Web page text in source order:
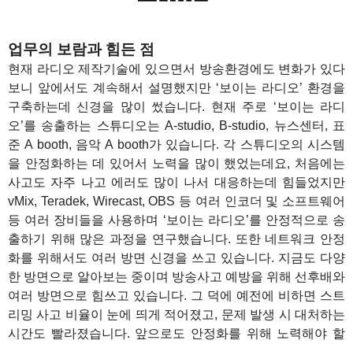
업무의 보람과 힘든 점
현재 라디오 제작기술에 있으면서 방송환경에도 변화가 있다
보니 앞에서도 계속해서 설명했지만 ‘보이는 라디오’ 환경을
구축하는데 신경을 많이 썼습니다. 현재 주로 ‘보이는 라디
오’를 송출하는 스튜디오는 A-studio, B-studio, 뉴스센터, 표
준 A booth, 음악 A booth가 있습니다. 각 스튜디오의 시스템
을 안정화하는 데 있어서 노력을 많이 했었는데요, 처음에는
사고도 자주 나고 에러도 많이 나서 대응하는데 힘들었지만
vMix, Teradek, Wirecast, OBS 등 여러 인코더 및 소프트웨어
등 여러 장비들을 사용하며 ‘보이는 라디오’를 안정적으로 송
출하기 위해 많은 과정을 연구했습니다. 또한 네트워크 안정
화를 위해서도 여러 방면 신경을 쓰고 있습니다. 지금도 다양
한 방면으로 알아보는 중이며 방송사고 예방을 위해 선후배와
여러 방면으로 힘쓰고 있습니다. 그 덕에 예전에 비하면 스트
리밍 사고 비율이 눈에 띄게 적어졌고, 문제 발생 시 대처하는
시간도 빨라졌습니다. 앞으로도 안정화를 위해 노력해야 할